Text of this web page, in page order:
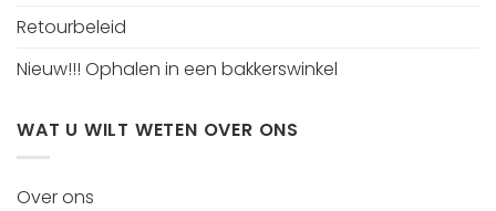
Retourbeleid
Nieuw!!! Ophalen in een bakkerswinkel
WAT U WILT WETEN OVER ONS
Over ons